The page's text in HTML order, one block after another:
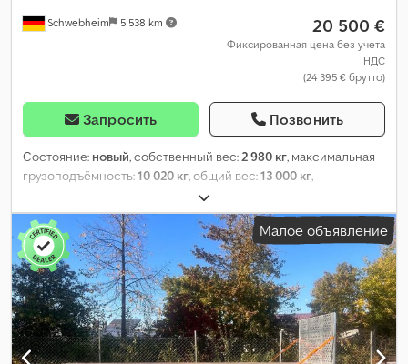
Schwebheim 5 538 km 20 500 €
Фиксированная цена без учета
НДС
(24 395 € брутто)
Запросить Позвонить
Состояние: новый, собственный вес:2 980 кг, максимальная
грузоподъёмность:10 020 кг, общий вес:13 000 кг,
, длина грузового отсека:
ширина пространства для загрузки:2 480 мм, подвеска:сталь,
цвет:другое, тип передачи: другое, кабина водителя:другое,
класс выбросов:нет, Оборудование:ABS, пневматический
тормоз,
Малое объявление